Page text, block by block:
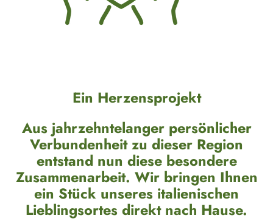
Ein Herzensprojekt
Aus jahrzehntelanger persönlicher
Verbundenheit zu dieser Region
entstand nun diese besondere
Zusammenarbeit. Wir bringen Ihnen
ein Stück unseres italienischen
Lieblingsortes direkt nach Hause.